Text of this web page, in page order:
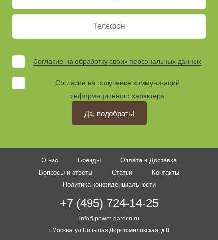
Согласие на обработку своих персональных данных
Согласие на получение коммуникаций
информационного характера
Да, подобрать!
О нас Бренды
Оплата и Доставка
Вопросы и ответы
Статьи
Контакты
Политика конфиденциальности
+7 (495) 724-14-25
info@power-garden.ru
г.Москва, ул.Большая Дорогомиловская, д.8